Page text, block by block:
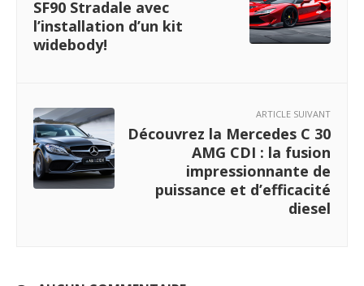
SF90 Stradale avec
l’installation d’un kit
widebody!
ARTICLE SUIVANT
Découvrez la Mercedes C 30
AMG CDI : la fusion
impressionnante de
puissance et d’efficacité
diesel